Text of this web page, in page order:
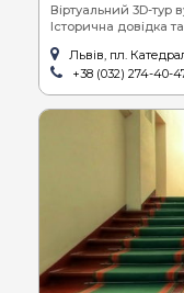
Віртуальний 3D-тур
Історична довідка
Львів, пл.
+38 (032) 274-40-